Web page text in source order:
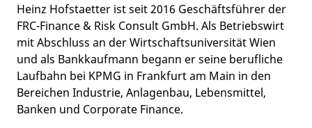
Heinz Hofstaetter ist seit 2016 Geschäftsführer der
FRC-Finance & Risk Consult GmbH. Als Betriebswirt
mit Abschluss an der Wirtschaftsuniversität Wien
und als Bankkaufmann begann er seine berufliche
Laufbahn bei KPMG in Frankfurt am Main in den
Bereichen Industrie, Anlagenbau, Lebensmittel,
Banken und Corporate Finance.